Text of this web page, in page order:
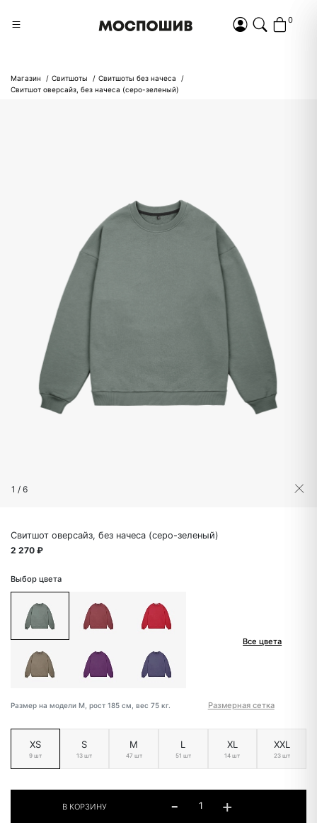
0
Магазин Свитшоты
Свитшоты без начеса
Свитшот оверсайз, без начеса (серо-зеленый)
1 / 6
Свитшот оверсайз, без начеса (серо-зеленый)
2 270 ₽
Выбор цвета
Все цвета
Размер на модели M, рост 185 см, вес 75 кг. Размерная сетка
XS
9 шт
S
13 шт
M
47 шт
L
51 шт
XL
14 шт
XXL
23 шт